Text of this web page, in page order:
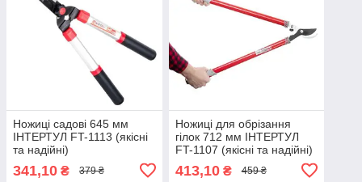
Ножиці садові 645 мм
ІНТЕРТУЛ FT-1113 (якісні
та надійні)
341,10 ₴ 379 ₴
Ножиці для обрізання
гілок 712 мм ІНТЕРТУЛ
FT-1107 (якісні та надійні)
413,10₴ 459 ₴